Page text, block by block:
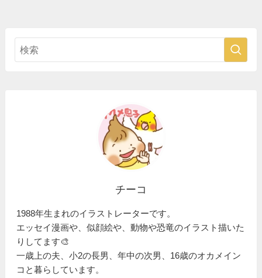
チーコ
1988年生まれのイラストレーターです。
エッセイ漫画や、似顔絵や、動物や恐竜のイラスト描いた
りしてます🎨
一歳上の夫、小2の長男、年中の次男、16歳のオカメイン
コと暮らしています。